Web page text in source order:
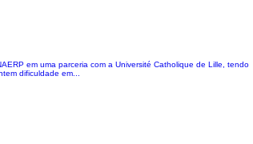
em uma parceria com a Université Catholique de Lille, tendo
dificuldade em...